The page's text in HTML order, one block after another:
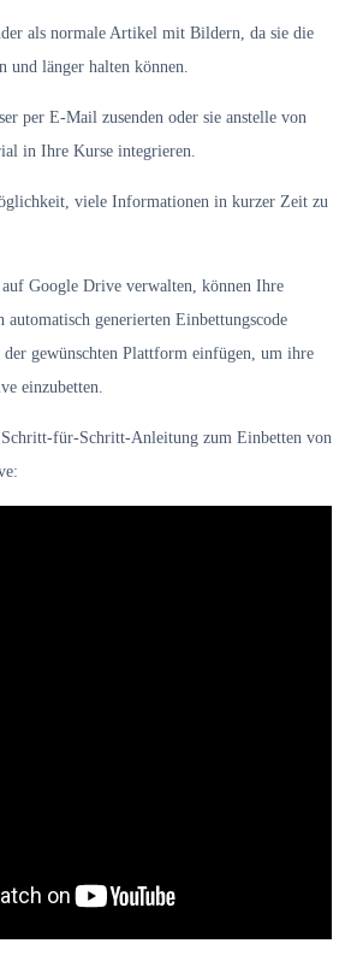
als normale Artikel mit Bildern, da sie die
und länger halten können.
per E-Mail zusenden oder sie anstelle von
in Ihre Kurse integrieren.
viele Informationen in kurzer Zeit zu
Google Drive verwalten, können Ihre
automatisch generierten Einbettungscode
gewünschten Plattform einfügen, um ihre
einzubetten.
für-Schritt-Anleitung zum Einbetten von